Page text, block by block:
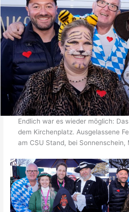
Endlich war es wieder möglich:
dem Kirchenplatz. Ausgelassene
am CSU Stand, bei Sonnenschein,